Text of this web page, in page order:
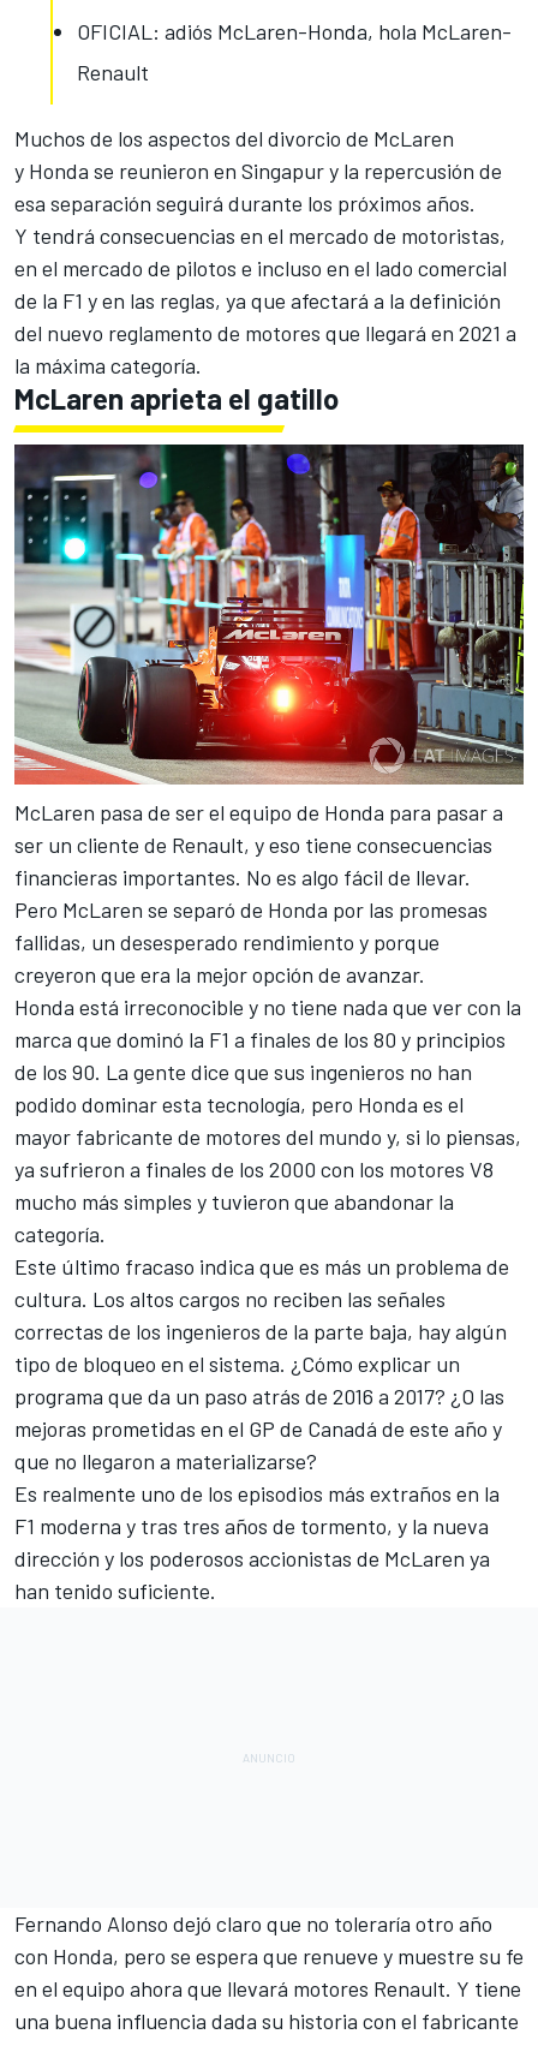
OFICIAL: adiós McLaren-Honda, hola McLaren-
Renault
Muchos de los aspectos del divorcio de McLaren
y Honda se reunieron en Singapur y la repercusión de
esa separación seguirá durante los próximos años.
Y tendrá consecuencias en el mercado de motoristas,
en el mercado de pilotos e incluso en el lado comercial
de la F1 y en las reglas, ya que afectará a la definición
del nuevo reglamento de motores que llegará en 2021 a
la máxima categoría.
McLaren aprieta el gatillo
McLaren pasa de ser el equipo de Honda para pasar a
ser un cliente de Renault, y eso tiene consecuencias
financieras importantes. No es algo fácil de llevar.
Pero McLaren se separó de Honda por las promesas
fallidas, un desesperado rendimiento y porque
creyeron que era la mejor opción de avanzar.
Honda está irreconocible y no tiene nada que ver con la
marca que dominó la F1 a finales de los 80 y principios
de los 90. La gente dice que sus ingenieros no han
podido dominar esta tecnología, pero Honda es el
mayor fabricante de motores del mundo y, si lo piensas,
ya sufrieron a finales de los 2000 con los motores V8
mucho más simples y tuvieron que abandonar la
categoría.
Este último fracaso indica que es más un problema de
cultura. Los altos cargos no reciben las señales
correctas de los ingenieros de la parte baja, hay algún
tipo de bloqueo en el sistema. ¿Cómo explicar un
programa que da un paso atrás de 2016 a 2017? ¿O las
mejoras prometidas en el GP de Canadá de este año y
que no llegaron a materializarse?
Es realmente uno de los episodios más extraños en la
F1 moderna y tras tres años de tormento, y la nueva
dirección y los poderosos accionistas de McLaren ya
han tenido suficiente.
Fernando Alonso dejó claro que no toleraría otro año
con Honda, pero se espera que renueve y muestre su fe
en el equipo ahora que llevará motores Renault. Y tiene
una buena influencia dada su historia con el fabricante